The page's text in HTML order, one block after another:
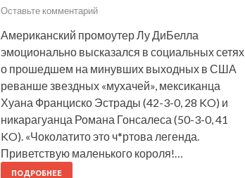
Оставьте комментарий
Американский промоутер Лу ДиБелла
эмоционально высказался в социальных сетях
о прошедшем на минувших выходных в США
реванше звездных «мухачей», мексиканца
Хуана Франциско Эстрады (42-3-0, 28 KO) и
никарагуанца Романа Гонсалеса (50-3-0, 41
KO). «Чоколатито это ч*ртова легенда.
Приветствую маленького короля!…
ПОДРОБНЕЕ